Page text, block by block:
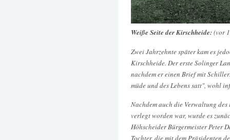
Weiße Seite der Kirschheide:(vor
Zwei Jahrzehnte später kam es
Kirschheide. Der erste Solinger
nachdem er einen Brief mit
müde und des Lebens satt", wohl
Nachdem auch die Verwaltung
verlegt worden war, wurde es
Höhscheider Bürgermeister Peter
Tochter, die mit dem Präsidenten